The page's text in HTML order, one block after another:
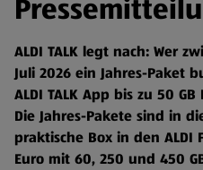
ALDI TALK legt nach: Wer
Juli 2026 ein Jahres-Paket
ALDI TALK App bis zu 50
Die Jahres-Pakete sind in
praktische Box in den ALDI
Euro mit 60, 250 und 450